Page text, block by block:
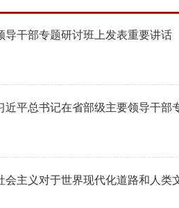
导干部专题研讨班上发表重要讲话
近平总书记在省部级主要领导干部
会主义对于世界现代化道路和人类